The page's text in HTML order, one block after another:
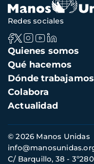
Navegación
principal
Quienes somos
Qué hacemos
Dónde trabajamos
Colabora
Actualidad
Redes sociales
Información
de
contacto
© 2026 Manos Unidas
C/ Barquillo, 38 -